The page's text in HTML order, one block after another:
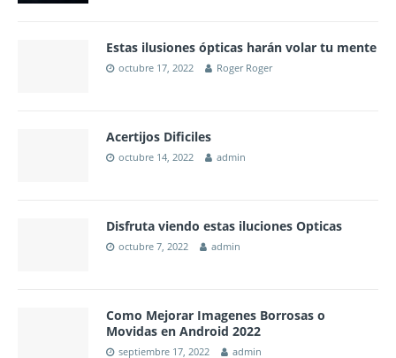
Estas ilusiones ópticas harán volar tu mente
octubre 17, 2022 Roger Roger
Acertijos Dificiles
octubre 14, 2022 admin
Disfruta viendo estas iluciones Opticas
octubre 7, 2022 admin
Como Mejorar Imagenes Borrosas o
Movidas en Android 2022
septiembre 17, 2022 admin